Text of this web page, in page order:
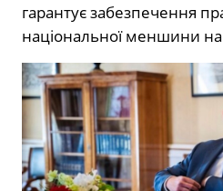
гарантує забезпечення
національної меншини на